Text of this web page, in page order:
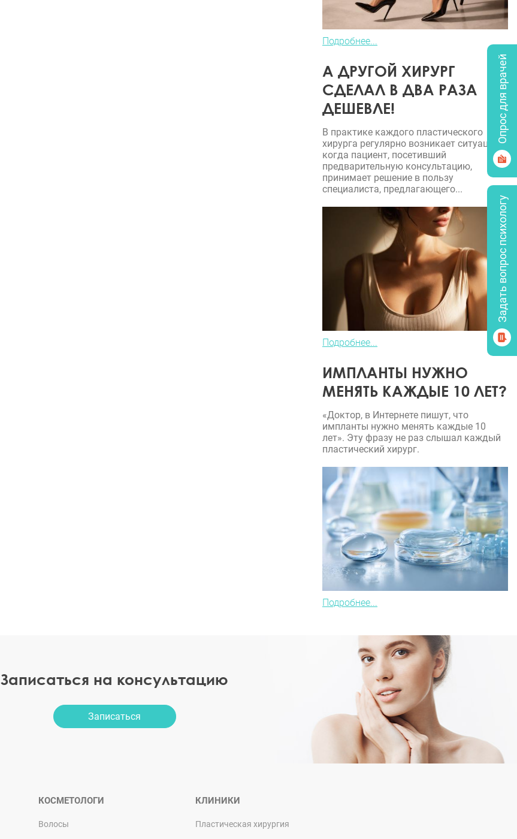
Подробнее...
А ДРУГОЙ ХИРУРГ
СДЕЛАЛ В ДВА РАЗА
ДЕШЕВЛЕ!
В практике каждого пластического
хирурга регулярно возникает ситуация,
когда пациент, посетивший
предварительную консультацию,
принимает решение в пользу
специалиста, предлагающего...
Подробнее...
ИМПЛАНТЫ НУЖНО
МЕНЯТЬ КАЖДЫЕ 10 ЛЕТ?
«Доктор, в Интернете пишут, что
импланты нужно менять каждые 10
лет». Эту фразу не раз слышал каждый
пластический хирург.
Подробнее...
Записаться на консультацию
Записаться
КОСМЕТОЛОГИ
Волосы
КЛИНИКИ
Пластическая хирургия
Опрос для врачей
Задать вопрос психологу